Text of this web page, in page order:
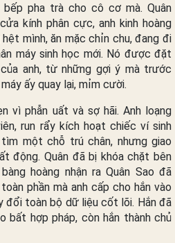
bếp pha trà cho cô cơ mà. Quân
kính phân cực, anh kinh hoàng
mình, ăn mặc chỉn chu, đang đi
máy sinh học mới. Nó được đặt
anh, từ những gợi ý mà trước
ấy quay lại, mỉm cười.
vì phẫn uất và sợ hãi. Anh loạng
run rẩy kích hoạt chiếc ví sinh
một chỗ trú chân, nhưng giao
động. Quân đã bị khóa chặt bên
hoàng nhận ra Quân Sao đã
phần mà anh cấp cho hắn vào
đổi toàn bộ dữ liệu cốt lõi. Hắn đã
bất hợp pháp, còn hắn thành chủ